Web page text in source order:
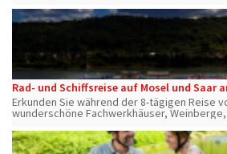
unvergesslichen Urlaub.
Rad- und Schiffsreise auf Mosel und Saar
Erkunden Sie während der 8-tägigen Reise
wunderschöne Fachwerkhäuser,